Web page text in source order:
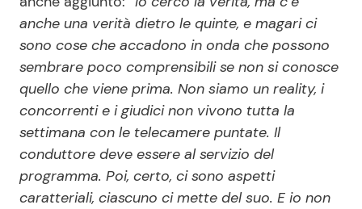
anche una verità dietro le quinte, e magari ci
sono cose che accadono in onda che possono
sembrare poco comprensibili se non si conosce
quello che viene prima. Non siamo un reality, i
concorrenti e i giudici non vivono tutta la
settimana con le telecamere puntate. Il
conduttore deve essere al servizio del
programma. Poi, certo, ci sono aspetti
caratteriali, ciascuno ci mette del suo. E io non